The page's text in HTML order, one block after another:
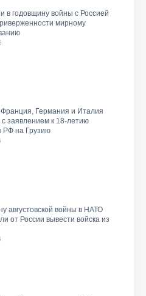
в годовщину войны с Россией
мирному
Германия и Италия
заявлением к 18-летию
РФ на Грузию
августовской войны в НАТО
от России вывести войска из